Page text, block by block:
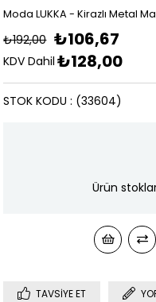
Moda LUKKA - Kirazlı Metal
₺192,00 ₺106,67
KDV Dahil ₺128,00
(33604)
STOK KODU
Ürün
TAVSIYE ET